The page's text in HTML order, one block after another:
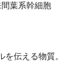
葉系幹細胞
伝える物質。